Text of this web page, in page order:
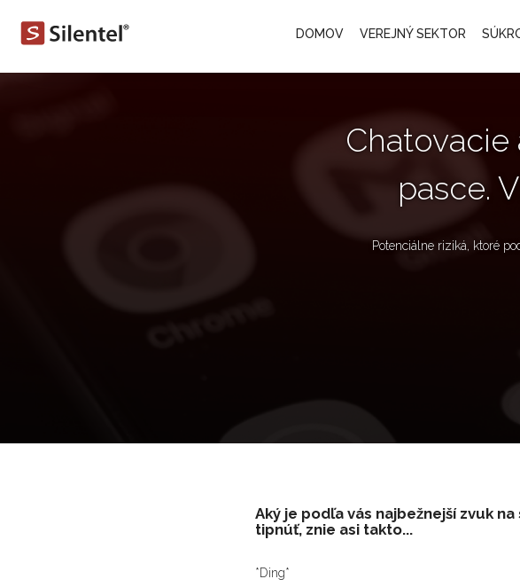
DOMOV VEREJNÝ SEKTOR
pasce.
Potenciálne riziká, ktoré
Aký je podľa vás najbežnejší zvuk
tipnúť, znie asi takto...
*Ding*